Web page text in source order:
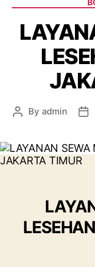
Post
By admin